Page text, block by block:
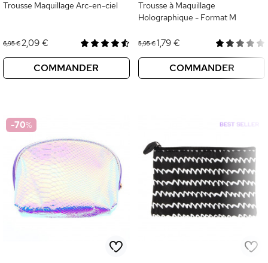
Trousse Maquillage Arc-en-ciel
6,95 €2,09 €
COMMANDER
Trousse à Maquillage
Holographique - Format M
5,95 €1,79 €
COMMANDER
-70%